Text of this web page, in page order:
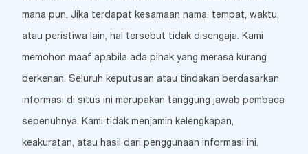
mana pun. Jika terdapat kesamaan nama, tempat, waktu,
atau peristiwa lain, hal tersebut tidak disengaja. Kami
memohon maaf apabila ada pihak yang merasa kurang
berkenan. Seluruh keputusan atau tindakan berdasarkan
informasi di situs ini merupakan tanggung jawab pembaca
sepenuhnya. Kami tidak menjamin kelengkapan,
keakuratan, atau hasil dari penggunaan informasi ini.